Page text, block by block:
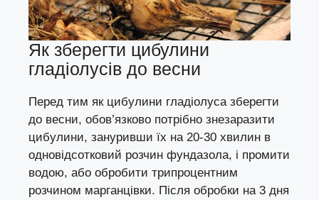
Як зберегти цибулини
гладіолусів до весни
Перед тим як цибулини гладіолуса зберегти
до весни, обов’язково потрібно знезаразити
цибулини, зануривши їх на 20-30 хвилин в
одновідсотковий розчин фундазола, і промити
водою, або обробити трипроцентним
розчином марганцівки. Після обробки на 3 дня